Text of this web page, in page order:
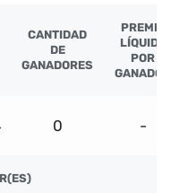
CANTIDAD
DE
GANADORES
PREMIO
LÍQUIDO
POR
GANADOR
0 -